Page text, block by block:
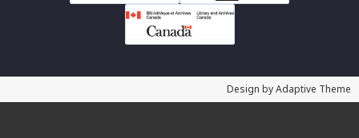
Design by Adaptive Theme